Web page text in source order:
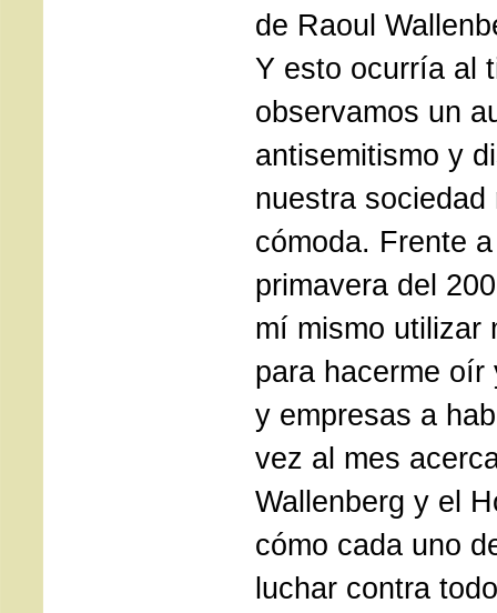
de Raoul
Y esto ocurría al
observamos un
antisemitismo y
nuestra sociedad
cómoda. Frente
primavera del
mí mismo utilizar
para hacerme
y empresas a
vez al mes
Wallenberg y el
cómo cada uno
luchar contra